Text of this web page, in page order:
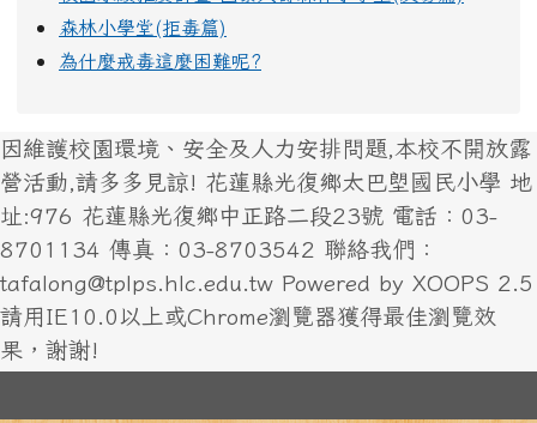
森林小學堂(拒毒篇)
為什麼戒毒這麼困難呢?
因維護校園環境、安全及人力安排問題,本校不開放露
營活動,請多多見諒! 花蓮縣光復鄉太巴塱國民小學 地
址:976 花蓮縣光復鄉中正路二段23號 電話：03-
8701134 傳真：03-8703542 聯絡我們：
tafalong@tplps.hlc.edu.tw Powered by XOOPS 2.5
請用IE10.0以上或Chrome瀏覽器獲得最佳瀏覽效
果，謝謝!